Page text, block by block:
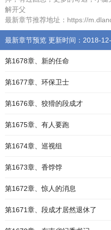
解开父
最新章节推荐地址：https://
最新章节预览 更新时间：2018-
第1678章、新的任命
第1677章、环保卫士
第1676章、狡猾的段成才
第1675章、有人要跑
第1674章、巡视组
第1673章、香饽饽
第1672章、惊人的消息
第1671章、段成才居然退休了